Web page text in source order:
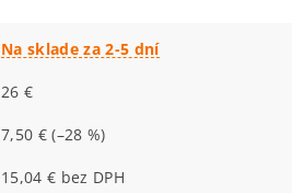
Na sklade za 2-5 dní
26 €
7,50 €(–28 %)
15,04 € bez DPH